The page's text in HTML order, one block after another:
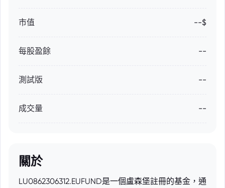
市值 --$
每股盈餘 --
測試版 --
成交量 --
關於
LU0862306312.EUFUND是一個盧森堡註冊的基金，通